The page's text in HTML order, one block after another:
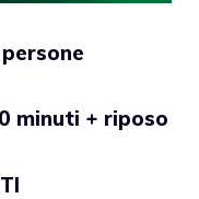
minuti + riposo